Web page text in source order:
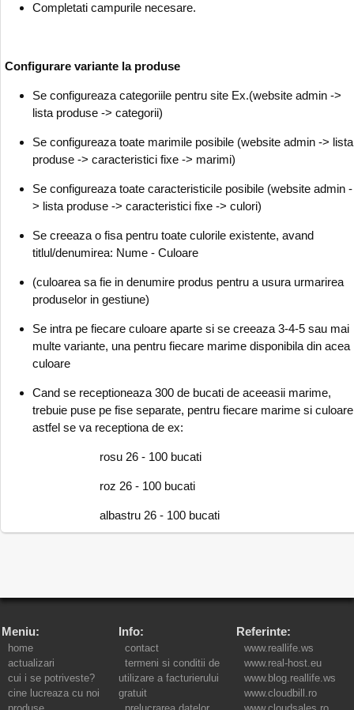
Completati campurile necesare.
Configurare variante la produse
Se configureaza categoriile pentru site Ex.(website admin ->
lista produse -> categorii)
Se configureaza toate marimile posibile (website admin -> lista
produse -> caracteristici fixe -> marimi)
Se configureaza toate caracteristicile posibile (website admin -
> lista produse -> caracteristici fixe -> culori)
Se creeaza o fisa pentru toate culorile existente, avand
titlul/denumirea: Nume - Culoare
(culoarea sa fie in denumire produs pentru a usura urmarirea
produselor in gestiune)
Se intra pe fiecare culoare aparte si se creeaza 3-4-5 sau mai
multe variante, una pentru fiecare marime disponibila din acea
culoare
Cand se receptioneaza 300 de bucati de aceeasii marime,
trebuie puse pe fise separate, pentru fiecare marime si
astfel se va receptiona de ex:
rosu 26 - 100 bucati
roz 26 - 100 bucati
albastru 26 - 100 bucati
Meniu:
home
actualizari
cui i se potriveste?
cine lucreaza cu noi
Info:
contact
termeni si conditii de
utilizare a facturierului
gratuit
Referinte:
www.reallife.ws
www.real-host.eu
www.blog.reallife.ws
www.cloudbill.ro